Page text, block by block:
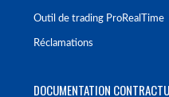
Outil de trading ProRealTime
Réclamations
DOCUMENTATION